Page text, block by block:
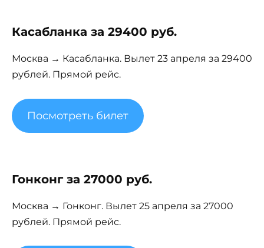
Касабланка за 29400 руб.
Москва → Касабланка. Вылет 23 апреля за 29400
рублей. Прямой рейс.
Посмотреть билет
Гонконг за 27000 руб.
Москва → Гонконг. Вылет 25 апреля за 27000
рублей. Прямой рейс.